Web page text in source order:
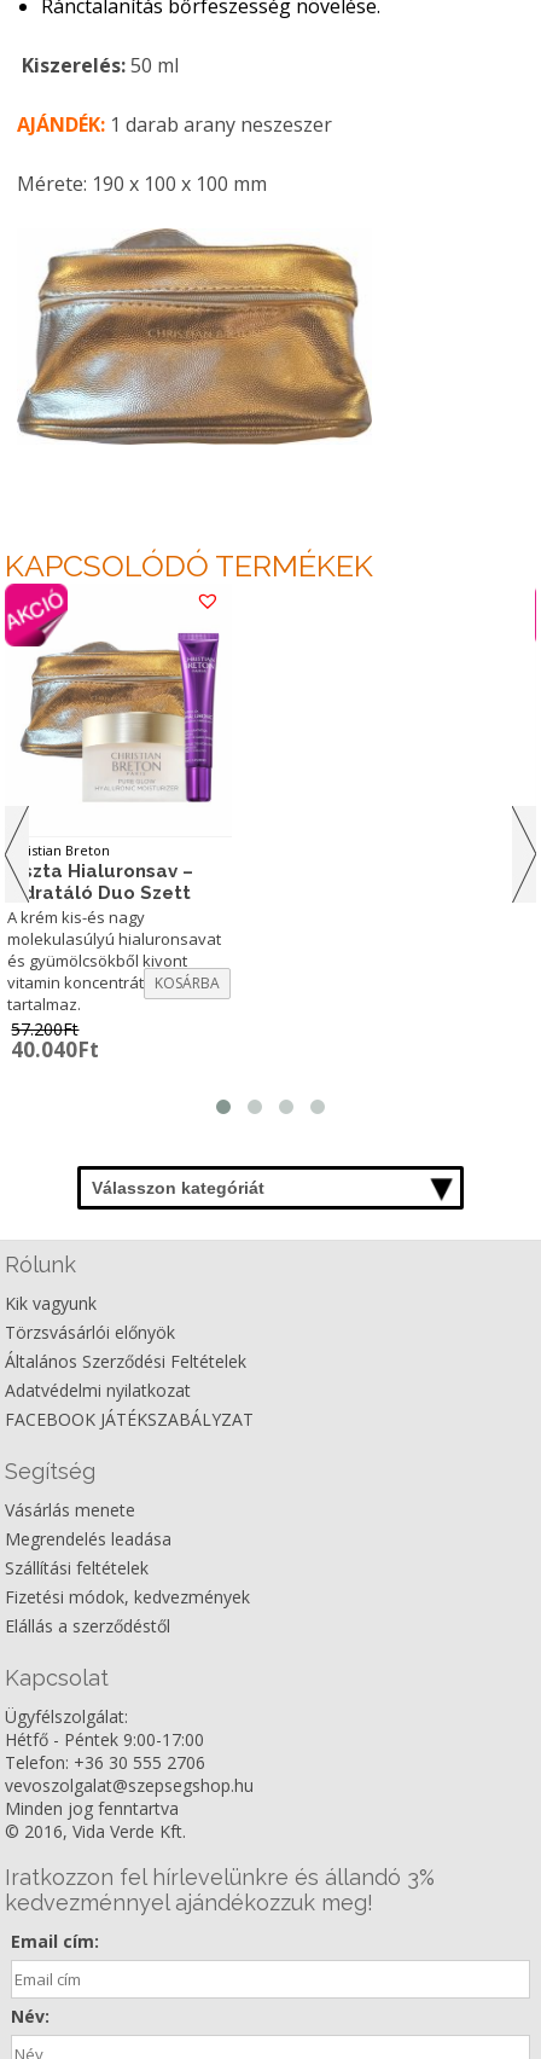
Ránctalanítás bőrfeszesség növelése.
Kiszerelés:50 ml
AJÁNDÉK: 1 darab arany neszeszer
Mérete: 190 x 100 x 100 mm
KAPCSOLÓDÓ TERMÉKEK
Christian Breton
Tiszta Hialuronsav –
Hidratáló Duo Szett
A krém kis-és nagy
molekulasúlyú hialuronsavat
és gyümölcsökből kivont
vitamin koncentrátumot
tartalmaz.
57.200Ft
Original
40.040Ft
KOSÁRBA
Válasszon kategóriát
Rólunk
Kik vagyunk
Törzsvásárlói előnyök
Általános Szerződési Feltételek
Adatvédelmi nyilatkozat
FACEBOOK JÁTÉKSZABÁLYZAT
Segítség
Vásárlás menete
Megrendelés leadása
Szállítási feltételek
Fizetési módok, kedvezmények
Elállás a szerződéstől
Kapcsolat
Ügyfélszolgálat:
Hétfő - Péntek 9:00-17:00
Telefon: +36 30 555 2706
vevoszolgalat@szepsegshop.hu
Minden jog fenntartva
© 2016, Vida Verde Kft.
Iratkozzon fel hírlevelünkre és állandó 3%
kedvezménnyel ajándékozzuk meg!
Email cím:
Név: